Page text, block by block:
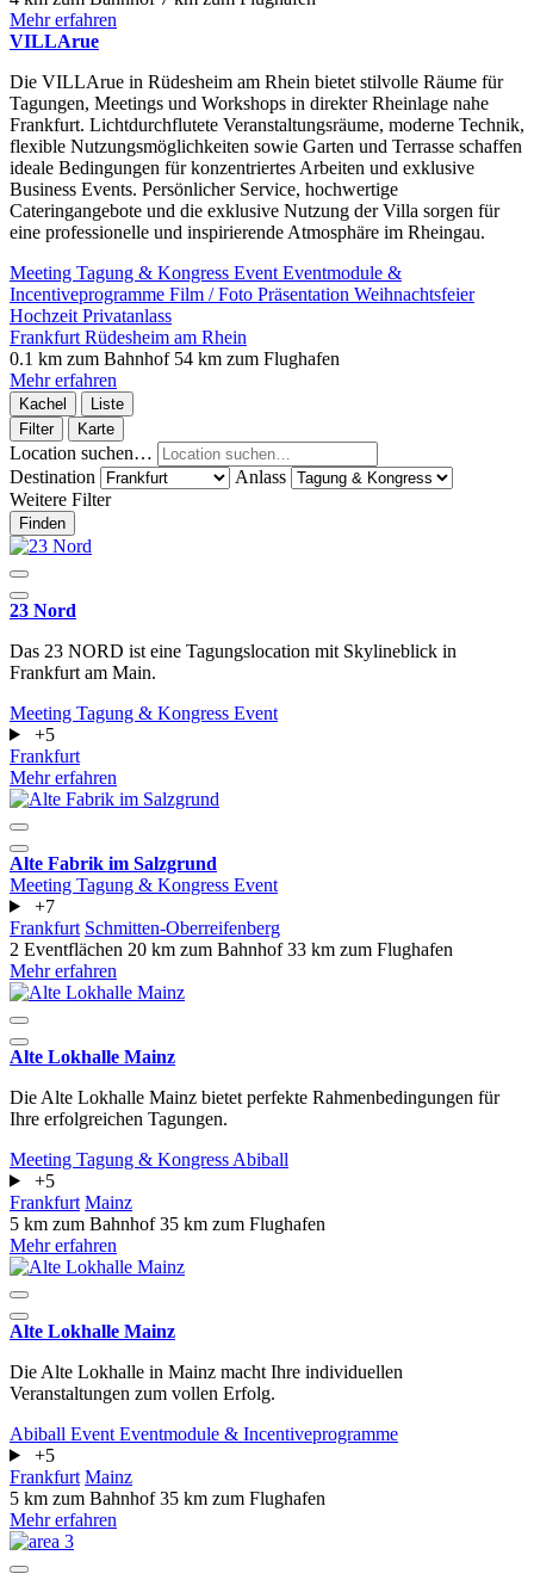
Mehr erfahren
VILLArue
Die VILLArue in Rüdesheim am Rhein bietet stilvolle Räume für
Tagungen, Meetings und Workshops in direkter Rheinlage nahe
Frankfurt. Lichtdurchflutete Veranstaltungsräume, moderne Technik,
flexible Nutzungsmöglichkeiten sowie Garten und Terrasse schaffen
ideale Bedingungen für konzentriertes Arbeiten und exklusive
Business Events. Persönlicher Service, hochwertige
Cateringangebote und die exklusive Nutzung der Villa sorgen für
eine professionelle und inspirierende Atmosphäre im Rheingau.
Meeting Tagung & Kongress Event Eventmodule &
Incentiveprogramme Film / Foto Präsentation Weihnachtsfeier
Hochzeit Privatanlass
Frankfurt Rüdesheim am Rhein
0.1 km zum Bahnhof 54 km zum Flughafen
Mehr erfahren
Kachel
Liste
Filter
Karte
Location suchen…
Destination
Anlass
Weitere Filter
Finden
23 Nord
Das 23 NORD ist eine Tagungslocation mit Skylineblick in
Frankfurt am Main.
Meeting Tagung & Kongress Event
+5
Frankfurt
Mehr erfahren
Alte Fabrik im Salzgrund
Meeting Tagung & Kongress Event
+7
Frankfurt Schmitten-Oberreifenberg
2 Eventflächen 20 km zum Bahnhof33 km zum Flughafen
Mehr erfahren
Alte Lokhalle Mainz
Die Alte Lokhalle Mainz bietet perfekte Rahmenbedingungen für
Ihre erfolgreichen Tagungen.
Meeting Tagung & Kongress Abiball
+5
Frankfurt Mainz
5 km zum Bahnhof35 km zum Flughafen
Mehr erfahren
Alte Lokhalle Mainz
Die Alte Lokhalle in Mainz macht Ihre individuellen
Veranstaltungen zum vollen Erfolg.
Abiball Event Eventmodule & Incentiveprogramme
+5
Frankfurt Mainz
5 km zum Bahnhof35 km zum Flughafen
Mehr erfahren